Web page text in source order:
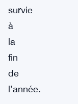
survie
à
la
fin
de
l’année.